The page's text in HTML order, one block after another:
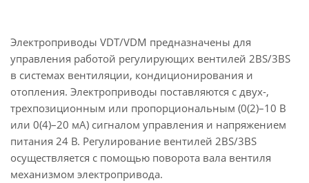
Электроприводы VDT/VDM предназначены для
управления работой регулирующих вентилей 2BS/3BS
в системах вентиляции, кондиционирования и
отопления. Электроприводы поставляются с двух-,
трехпозиционным или пропорциональным (0(2)–10 В
или 0(4)–20 мА) сигналом управления и напряжением
питания 24 В. Регулирование вентилей 2BS/3BS
осуществляется с помощью поворота вала вентиля
механизмом электропривода.